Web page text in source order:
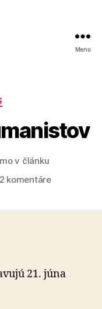
Menu
v článku
2 komentárena
21. júna